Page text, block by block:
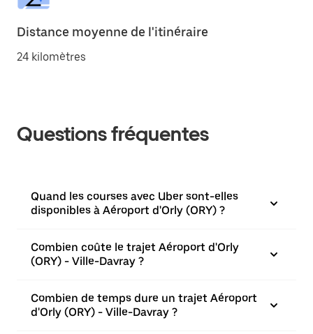
Distance moyenne de l'itinéraire
24 kilomètres
Questions fréquentes
Quand les courses avec Uber sont-elles
disponibles à Aéroport d'Orly (ORY) ?
Combien coûte le trajet Aéroport d'Orly
(ORY) - Ville-Davray ?
Combien de temps dure un trajet Aéroport
d'Orly (ORY) - Ville-Davray ?